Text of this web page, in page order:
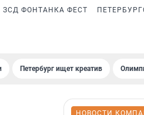
ЗСД ФОНТАНКА ФЕСТ
Петербург ищет креатив
НОВОСТИ